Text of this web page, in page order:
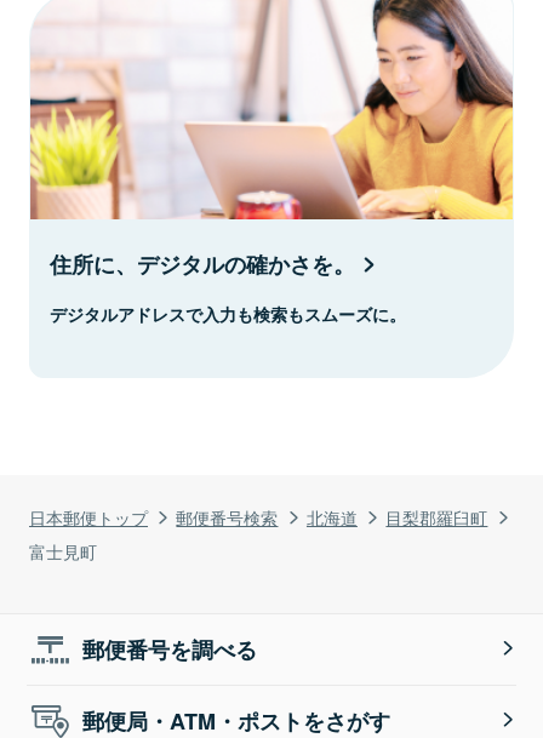
日本郵便トップ 郵便番号検索 北海道
目梨郡羅臼町
富士見町
住所に、デジタルの確かさを。
デジタルアドレスで入力も検索もスムーズに。
郵便番号を調べる
郵便局・ATM・ポストをさがす